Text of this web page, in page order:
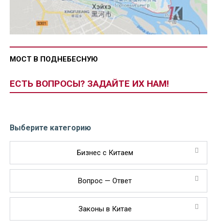
МОСТ В ПОДНЕБЕСНУЮ
ЕСТЬ ВОПРОСЫ? ЗАДАЙТЕ ИХ НАМ!
Выберите категорию
Бизнес с Китаем
Вопрос — Ответ
Законы в Китае